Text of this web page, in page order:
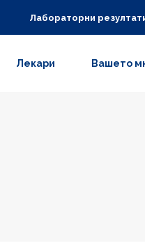
Лабораторни
Лекари Вашето